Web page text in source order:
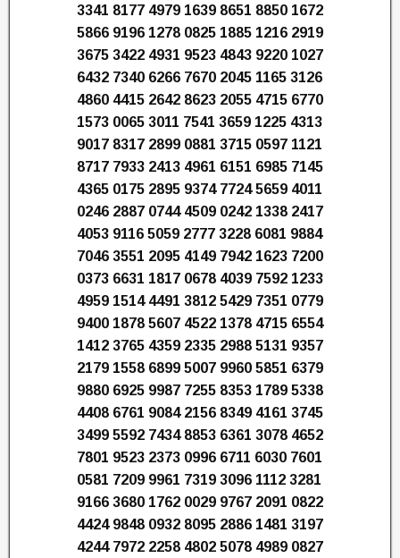
3341 8177 4979 1639 8651 8850 1672
5866 9196 1278 0825 1885 1216 2919
3675 3422 4931 9523 4843 9220 1027
6432 7340 6266 7670 2045 1165 3126
4860 4415 2642 8623 2055 4715 6770
1573 0065 3011 7541 3659 1225 4313
9017 8317 2899 0881 3715 0597 1121
8717 7933 2413 4961 6151 6985 7145
4365 0175 2895 9374 7724 5659 4011
0246 2887 0744 4509 0242 1338 2417
4053 9116 5059 2777 3228 6081 9884
7046 3551 2095 4149 7942 1623 7200
0373 6631 1817 0678 4039 7592 1233
4959 1514 4491 3812 5429 7351 0779
9400 1878 5607 4522 1378 4715 6554
1412 3765 4359 2335 2988 5131 9357
2179 1558 6899 5007 9960 5851 6379
9880 6925 9987 7255 8353 1789 5338
4408 6761 9084 2156 8349 4161 3745
3499 5592 7434 8853 6361 3078 4652
7801 9523 2373 0996 6711 6030 7601
0581 7209 9961 7319 3096 1112 3281
9166 3680 1762 0029 9767 2091 0822
4424 9848 0932 8095 2886 1481 3197
4244 7972 2258 4802 5078 4989 0827